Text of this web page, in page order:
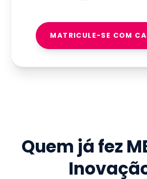
MATRICULE-SE COM
Quem já fez